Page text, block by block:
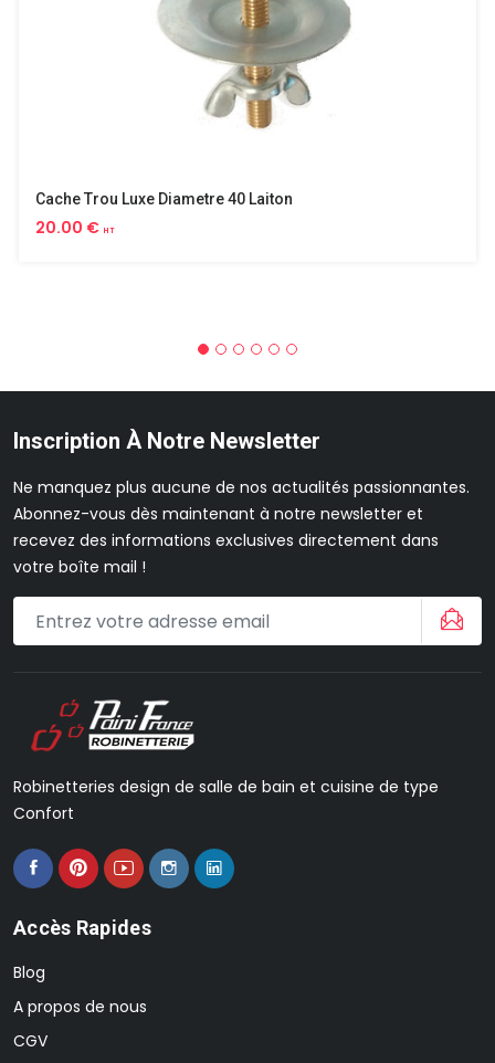
Cache Trou Luxe Diametre 40 Laiton
20.00 € HT
Inscription À Notre Newsletter
Ne manquez plus aucune de nos actualités passionnantes.
Abonnez-vous dès maintenant à notre newsletter et
recevez des informations exclusives directement dans
votre boîte mail !
Robinetteries design de salle de bain et cuisine de type
Confort
Accès Rapides
Blog
A propos de nous
CGV